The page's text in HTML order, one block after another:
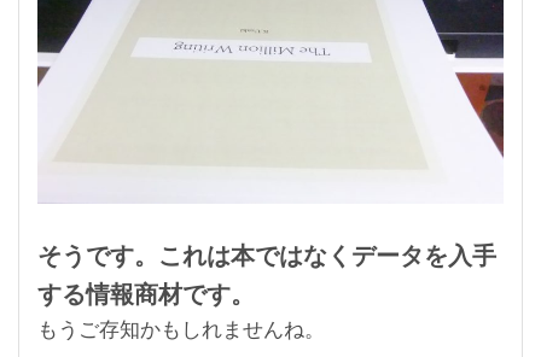
そうです。これは本ではなくデータを入手
する情報商材です。
もうご存知かもしれませんね。